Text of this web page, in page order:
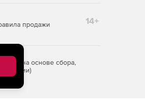
продажи 14+
на основе сбора,